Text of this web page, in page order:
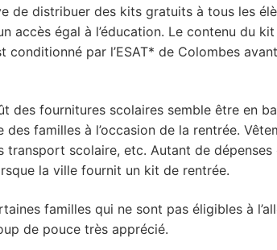
de distribuer des kits gratuits à tous les
accès égal à l’éducation. Le contenu du
conditionné par l’ESAT* de Colombes
des fournitures scolaires semble être en
des familles à l’occasion de la rentrée.
transport scolaire, etc. Autant de
la ville fournit un kit de rentrée.
familles qui ne sont pas éligibles à
de pouce très apprécié.